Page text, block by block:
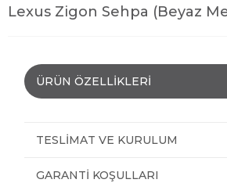
Lexus Zigon Sehpa (Beyaz
ÜRÜN ÖZELLIKLERI
TESLIMAT VE KURULUM
GARANTI KOŞULLARI